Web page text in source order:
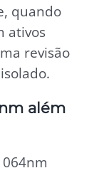
quando
ativos
revisão
além